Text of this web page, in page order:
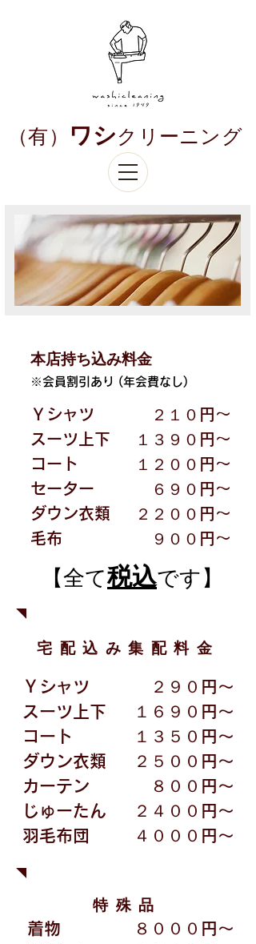
​（有） ワシクリーニング
本店持ち込み料金
※会員割引あり (年会費なし)
Ｙシャツ
スーツ上下
コート
セーター
ダウン衣類
毛布
２１０円〜
１３９０円〜
１２００円〜
６９０円〜
２２００円〜
９００円〜
【全て税込です】
宅配込み集配料金
２９０円〜
１６９０円〜
１３５０円〜
２５００円〜
８００円〜
２４００円〜
４０００円〜
Ｙシャツ
スーツ上下
コート
ダウン衣類
カーテン
じゅーたん
羽毛布団
特殊品
着物
８０００円〜